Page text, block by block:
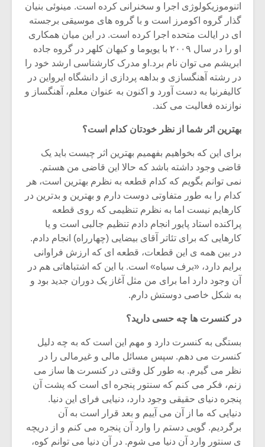
اتنوموزیکولوژی اجرا و سخنرانی کرده است. مینوئی بنیان
گذار گروه اکومرز است و با گروه های موسیقی برجسته
ای در ایالت متحده اجرا کرده است. در این میان همکاری
او را در سال ۲۰۰۹ با یویوما و کیهان کلهر در گروه جاده
ابریشم می توان نام برد.او مدرک کارشناسی ارشد خود را
در رشته آهنگسازی و بداهه پردازی از دانشگاه ایرواین در
کالیفرنیا به دست آورد و اکنون به عنوان معلم، آهنگساز و
نوازنده فعالیت می کند.
بهترین اثر شما از نظر خودتان کدام است؟
برای این که بخواهیم بفهمیم بهترین اثر چیست باید یک
قاضی وجود داشته باشد که حالا این قاضی من هستم.
نمی توانم بگویم که کدام قطعه به نظرم بهترین است، هر
کدام را به طور متفاوتی دوست دارم و بهترین و بدترین در
کارهایم نیست اما به نظرم تنظیمی که روی قطعه
پراکنده استاد پایور انجام دادم تنظیم جالبی است و یا
کارهایی که برای تئاتر آقای بیضایی (چهارراه) انجام دادم.
در بین همه ی این قطعات، قطعه ای که ارزش فراوانی
برایم دارد، «برف سیاه» است. با این که اشتباهاتی هم در
آن وجود دارد اما برای من مثل آغاز یک دوران جدید بود و
به شکل خاصی دوستش دارم.
در کنسرت ها چه حسی دارید؟
بستگی به کنسرت دارد و مهم این است که به چه دلیل
کنسرت می دهم. سپس مسائل مالی و غیرمالی را در
نظر می گیرم. به طور کل وقتی در کنسرت ها ساز می
زنم، فکر می کنم که سنتور پنجره ای است که پشت آن
پنجره دنیای حقیقی وجود دارد، دنیایی فرای این دنیا.
دنیایی که ما از آن می آییم و بعد قرار است به آن
برگردیم. گویی دستم را وارد آن پنجره می کنم و از دریچه
ی سنتور وارد آن دنیا می شوم. در آن دنیا می توانم کوه،
یادداشتی بر موسیقی
متن فیلم «متری
شیش و نیم»
اگر نمی توانی
مشهورترین باشی،
بدنام ترین باش
دوره
سکانسی
موسیقی